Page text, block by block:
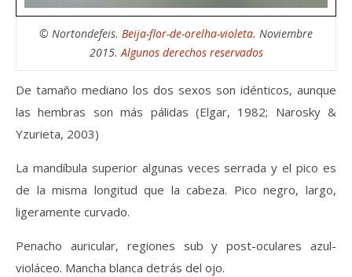
© Nortondefeis. Beija-flor-de-orelha-violeta. Noviembre
2015.Algunos derechos reservados
De tamaño mediano los dos sexos son idénticos, aunque
las hembras son más pálidas (Elgar, 1982; Narosky &
Yzurieta, 2003)
La mandíbula superior algunas veces serrada y el pico es
de la misma longitud que la cabeza. Pico negro, largo,
ligeramente curvado.
Penacho auricular, regiones sub y post-oculares azul-
violáceo. Mancha blanca detrás del ojo.